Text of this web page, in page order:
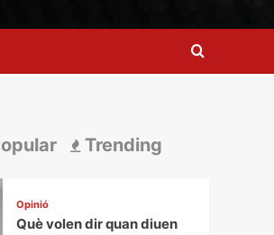
Trending
Opinió
Què volen dir quan diuen